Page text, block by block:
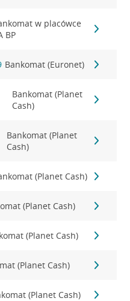
w placówce
BP
Bankomat (Euronet)
Bankomat (Planet
Cash)
Bankomat (Planet
Cash)
(Planet Cash)
(Planet Cash)
(Planet Cash)
(Planet Cash)
(Planet Cash)